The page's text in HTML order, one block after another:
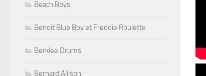
Beach Boys
Benoit Blue Boy et Freddie Roulette
Berklee Drums
Bernard Allison